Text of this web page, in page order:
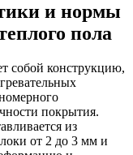
и нормы
пола
собой конструкцию,
покрытия.
из
от 2 до 3 мм и